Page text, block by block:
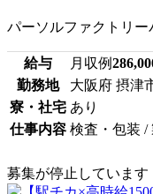
パーソルファクトリ
給与 月収例
勤務地
大阪府 摂津
寮・社宅 あり
仕事内容 検査・包装 /
募集が停止しています